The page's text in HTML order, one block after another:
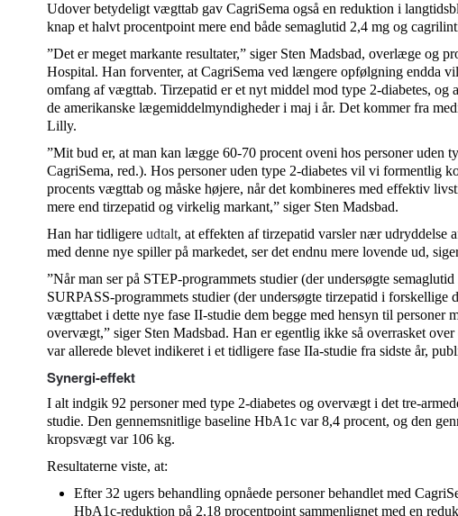
Udover betydeligt vægttab gav CagriSema også en reduktion i
knap et halvt procentpoint mere end både semaglutid 2,4 mg og
”Det er meget markante resultater,” siger Sten Madsbad, overlæge og
Hospital. Han forventer, at CagriSema ved længere opfølgning endda
omfang af vægttab. Tirzepatid er et nyt middel mod type 2-diabetes, og
de amerikanske lægemiddelmyndigheder i maj i år. Det kommer fra
Lilly.
”Mit bud er, at man kan lægge 60-70 procent oveni hos personer uden
CagriSema, red.). Hos personer uden type 2-diabetes vil vi formentlig
procents vægttab og måske højere, når det kombineres med effektiv
mere end tirzepatid og virkelig markant,” siger Sten Madsbad.
Han har tidligere udtalt, at effekten af tirzepatid varsler nær udryddelse
med denne nye spiller på markedet, ser det endnu mere lovende ud,
”Når man ser på STEP-programmets studier (der undersøgte
SURPASS-programmets studier (der undersøgte tirzepatid i forskellige
vægttabet i dette nye fase II-studie dem begge med hensyn til personer
overvægt,” siger Sten Madsbad. Han er egentlig ikke så overrasket
var allerede blevet indikeret i et tidligere fase IIa-studie fra sidste år,
Synergi-effekt
I alt indgik 92 personer med type 2-diabetes og overvægt i det tre-
studie. Den gennemsnitlige baseline HbA1c var 8,4 procent, og den
kropsvægt var 106 kg.
Resultaterne viste, at:
Efter 32 ugers behandling opnåede personer behandlet med
HbA1c-reduktion på 2,18 procentpoint sammenlignet med en